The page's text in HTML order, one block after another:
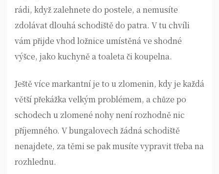
rádi, když zalehnete do postele, a nemusíte
zdolávat dlouhá schodiště do patra. V tu chvíli
vám přijde vhod ložnice umístěná ve shodné
výšce, jako kuchyně a toaleta či koupelna.
Ještě více markantní je to u zlomenin, kdy je každá
větší překážka velkým problémem, a chůze po
schodech u zlomené nohy není rozhodně nic
příjemného. V bungalovech žádná schodiště
nenajdete, za těmi se pak musíte vypravit třeba na
rozhlednu.